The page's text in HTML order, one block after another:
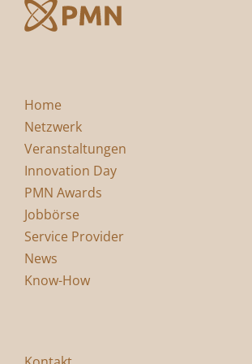
Home
Netzwerk
Veranstaltungen
Innovation Day
PMN Awards
Jobbörse
Service Provider
News
Know-How